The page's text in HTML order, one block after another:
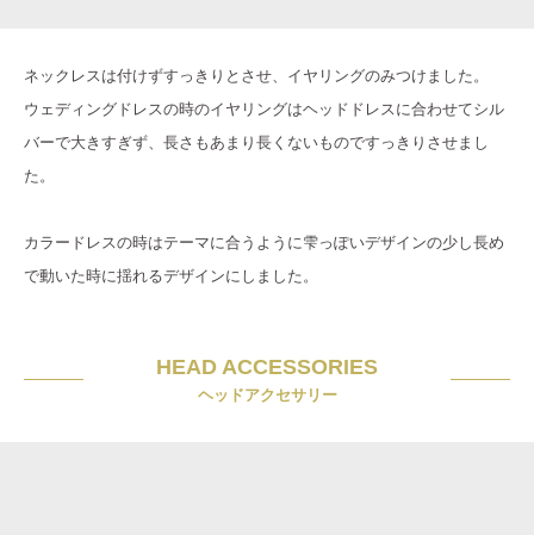
ネックレスは付けずすっきりとさせ、イヤリングのみつけました。
ウェディングドレスの時のイヤリングはヘッドドレスに合わせてシル
バーで大きすぎず、長さもあまり長くないものですっきりさせまし
た。
カラードレスの時はテーマに合うように雫っぽいデザインの少し長め
で動いた時に揺れるデザインにしました。
HEAD ACCESSORIES
ヘッドアクセサリー